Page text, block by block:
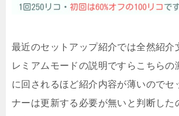
最近のセットアップ紹介では全然紹介
レミアムモードの説明ですらこちらの
に回されるほど紹介内容が薄いのでセ
ナーは更新する必要が無いと判断した